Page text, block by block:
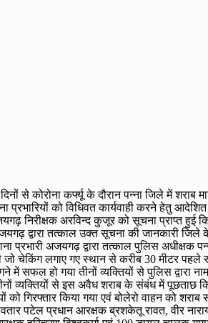
से कोरोना कर्फ्यू के दौरान पन्ना जिले में
को विधिवत कार्यवाही करने हेतु
निरीक्षक अरविन्द कुजूर को सूचना प्राप्त
द्वारा तत्काल उक्त सूचना की जानकारी जिले के
प्रभारी अजयगढ़ द्वारा तत्काल पुलिस
चेकिंग लगाए गए स्थान से करीब 30 मीटर
सफल हो गया तीनों व्यक्तियों से पुलिस द्वारा
व्यक्तियों से इस अवैध शराब के संबंध में पूछताछ
गिरफ्तार किया गया एवं बोलेरो वाहन को
पटेल प्रधान आरक्षक ब्रशकेतू रावत, वीर